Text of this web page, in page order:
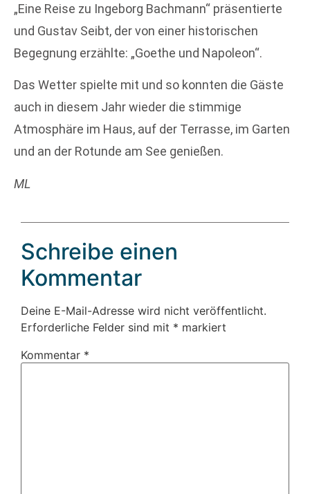
„Eine Reise zu Ingeborg Bachmann“ präsentierte
und Gustav Seibt, der von einer historischen
Begegnung erzählte: „Goethe und Napoleon“.
Das Wetter spielte mit und so konnten die Gäste
auch in diesem Jahr wieder die stimmige
Atmosphäre im Haus, auf der Terrasse, im Garten
und an der Rotunde am See genießen.
ML
Schreibe einen
Kommentar
Deine E-Mail-Adresse wird nicht veröffentlicht.
Erforderliche Felder sind mit * markiert
Kommentar *